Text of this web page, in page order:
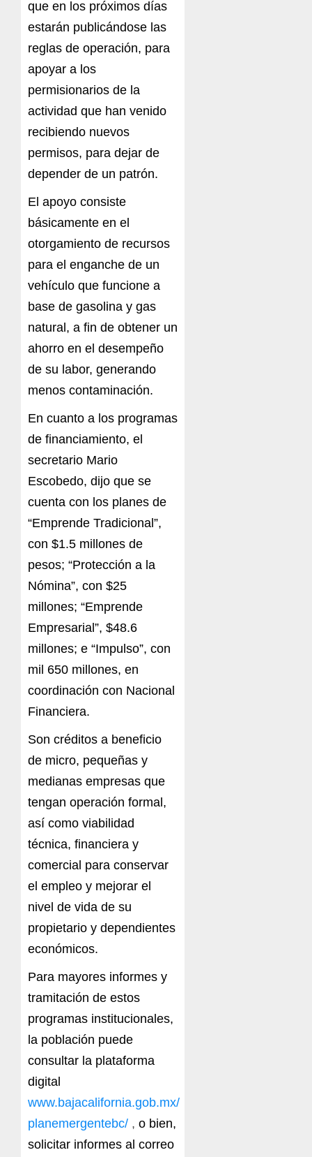
que en los próximos días
estarán publicándose las
reglas de operación, para
apoyar a los
permisionarios de la
actividad que han venido
recibiendo nuevos
permisos, para dejar de
depender de un patrón.
El apoyo consiste
básicamente en el
otorgamiento de recursos
para el enganche de un
vehículo que funcione a
base de gasolina y gas
natural, a fin de obtener un
ahorro en el desempeño
de su labor, generando
menos contaminación.
En cuanto a los programas
de financiamiento, el
secretario Mario
Escobedo, dijo que se
cuenta con los planes de
“Emprende Tradicional”,
con $1.5 millones de
pesos; “Protección a la
Nómina”, con $25
millones; “Emprende
Empresarial”, $48.6
millones; e “Impulso”, con
mil 650 millones, en
coordinación con Nacional
Financiera.
Son créditos a beneficio
de micro, pequeñas y
medianas empresas que
tengan operación formal,
así como viabilidad
técnica, financiera y
comercial para conservar
el empleo y mejorar el
nivel de vida de su
propietario y dependientes
económicos.
Para mayores informes y
tramitación de estos
programas institucionales,
la población puede
consultar la plataforma
digital
www.bajacalifornia.gob.mx/
planemergentebc/ , o bien,
solicitar informes al correo